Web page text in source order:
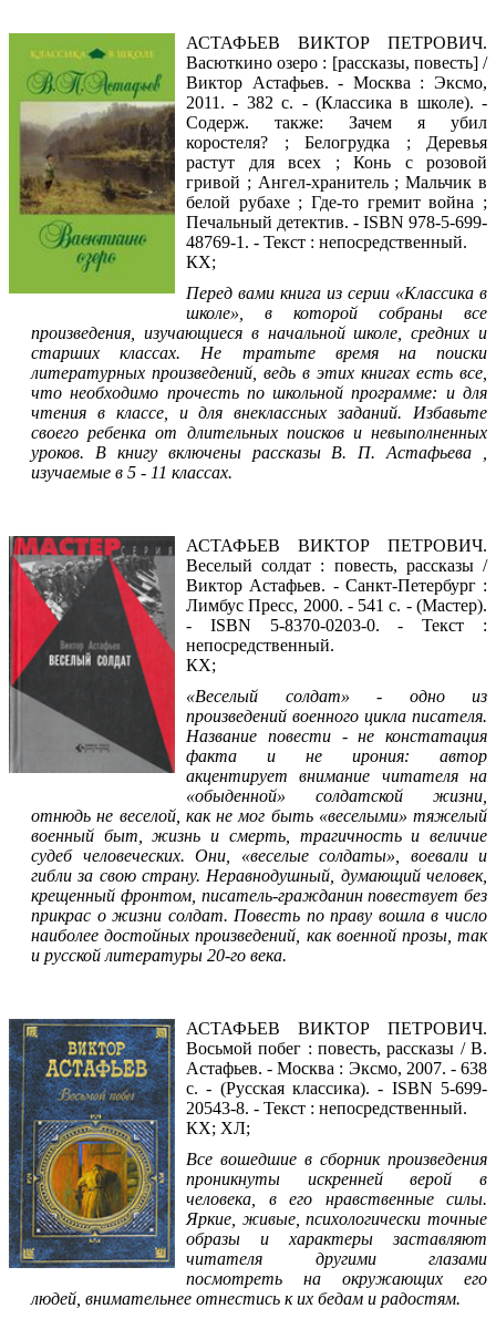
АСТАФЬЕВ ВИКТОР ПЕТРОВИЧ.
Васюткино озеро : [рассказы, повесть] /
Виктор Астафьев. - Москва : Эксмо,
2011. - 382 с. - (Классика в школе). -
Содерж. также: Зачем я убил
коростеля? ; Белогрудка ; Деревья
растут для всех ; Конь с розовой
гривой ; Ангел-хранитель ; Мальчик в
белой рубахе ; Где-то гремит война ;
Печальный детектив. - ISBN 978-5-699-
48769-1. - Текст : непосредственный.
КХ;
Перед вами книга из серии «Классика в
школе», в которой собраны все
произведения, изучающиеся в начальной школе, средних и
старших классах. Не тратьте время на поиски
литературных произведений, ведь в этих книгах есть все,
что необходимо прочесть по школьной программе: и для
чтения в классе, и для внеклассных заданий. Избавьте
своего ребенка от длительных поисков и невыполненных
уроков. В книгу включены рассказы В. П. Астафьева ,
изучаемые в 5 - 11 классах.
АСТАФЬЕВ ВИКТОР ПЕТРОВИЧ.
Веселый солдат : повесть, рассказы /
Виктор Астафьев. - Санкт-Петербург :
Лимбус Пресс, 2000. - 541 с. - (Мастер).
- ISBN 5-8370-0203-0. - Текст :
непосредственный.
КХ;
«Веселый солдат» - одно из
произведений военного цикла писателя.
Название повести - не констатация
факта и не ирония: автор
акцентирует внимание читателя на
«обыденной» солдатской жизни,
отнюдь не веселой, как не мог быть «веселыми» тяжелый
военный быт, жизнь и смерть, трагичность и величие
судеб человеческих. Они, «веселые солдаты», воевали и
гибли за свою страну. Неравнодушный, думающий человек,
крещенный фронтом, писатель-гражданин повествует без
прикрас о жизни солдат. Повесть по праву вошла в число
наиболее достойных произведений, как военной прозы, так
и русской литературы 20-го века.
АСТАФЬЕВ ВИКТОР ПЕТРОВИЧ.
Восьмой побег : повесть, рассказы / В.
Астафьев. - Москва : Эксмо, 2007. - 638
с. - (Русская классика). - ISBN 5-699-
20543-8. - Текст : непосредственный.
КХ; ХЛ;
Все вошедшие в сборник произведения
проникнуты искренней верой в
человека, в его нравственные силы.
Яркие, живые, психологически точные
образы и характеры заставляют
читателя другими глазами
посмотреть на окружающих его
людей, внимательнее отнестись к их бедам и радостям.